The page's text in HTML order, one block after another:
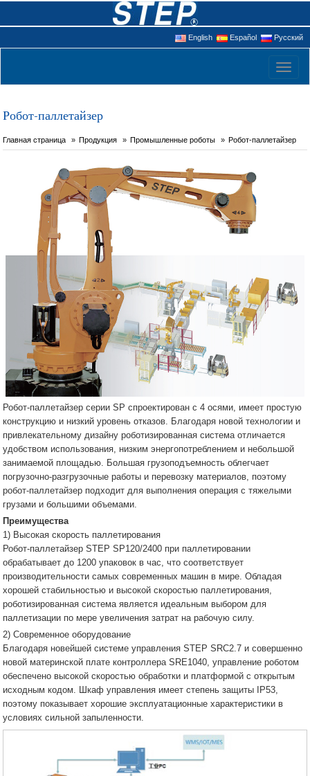
English Español Русский
Робот-паллетайзер
Главная страница Продукция Промышленные роботы Робот-паллетайзер
Робот-паллетайзер серии SP спроектирован с 4 осями, имеет простую
конструкцию и низкий уровень отказов. Благодаря новой технологии и
привлекательному дизайну роботизированная система отличается
удобством использования, низким энергопотреблением и небольшой
занимаемой площадью. Большая грузоподъемность облегчает
погрузочно-разгрузочные работы и перевозку материалов, поэтому
робот-паллетайзер подходит для выполнения операция с тяжелыми
грузами и большими объемами.
Преимущества
1) Высокая скорость паллетирования
Робот-паллетайзер STEP SP120/2400 при паллетировании
обрабатывает до 1200 упаковок в час, что соответствует
производительности самых современных машин в мире. Обладая
хорошей стабильностью и высокой скоростью паллетирования,
роботизированная система является идеальным выбором для
паллетизации по мере увеличения затрат на рабочую силу.
2) Современное оборудование
Благодаря новейшей системе управления STEP SRC2.7 и совершенно
новой материнской плате контроллера SRE1040, управление роботом
обеспечено высокой скоростью обработки и платформой с открытым
исходным кодом. Шкаф управления имеет степень защиты IP53,
поэтому показывает хорошие эксплуатационные характеристики в
условиях сильной запыленности.